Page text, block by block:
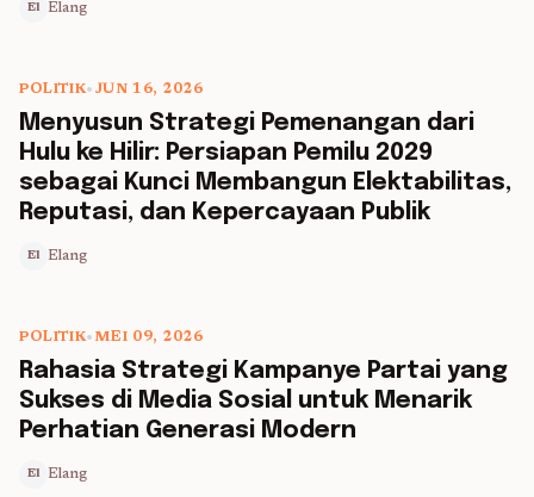
El Elang
5 min read
POLITIK• JUN 16, 2026
Menyusun Strategi Pemenangan dari
Hulu ke Hilir: Persiapan Pemilu 2029
sebagai Kunci Membangun Elektabilitas,
Reputasi, dan Kepercayaan Publik
El Elang
5 min read
POLITIK•MEI 09, 2026
Rahasia Strategi Kampanye Partai yang
Sukses di Media Sosial untuk Menarik
Perhatian Generasi Modern
El Elang